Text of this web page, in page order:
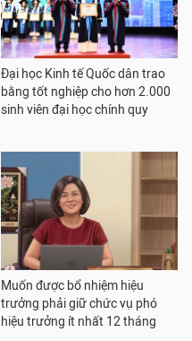
Đại học Kinh tế Quốc dân trao
bằng tốt nghiệp cho hơn 2.000
sinh viên đại học chính quy
Muốn được bổ nhiệm hiệu
trưởng phải giữ chức vụ phó
hiệu trưởng ít nhất 12 tháng